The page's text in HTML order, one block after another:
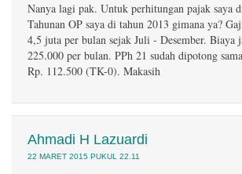
Nanya lagi pak. Untuk perhitungan pajak saya
Tahunan OP saya di tahun 2013 gimana ya?
4,5 juta per bulan sejak Juli - Desember. Biaya
225.000 per bulan. PPh 21 sudah dipotong
Rp. 112.500 (TK-0). Makasih
Ahmadi H Lazuardi
22 MARET 2015 PUKUL 22.11